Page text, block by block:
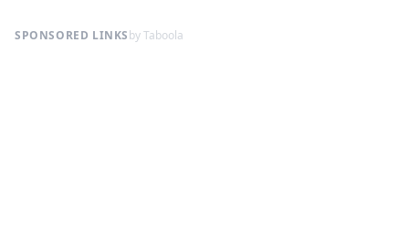
SPONSORED LINKSby Taboola